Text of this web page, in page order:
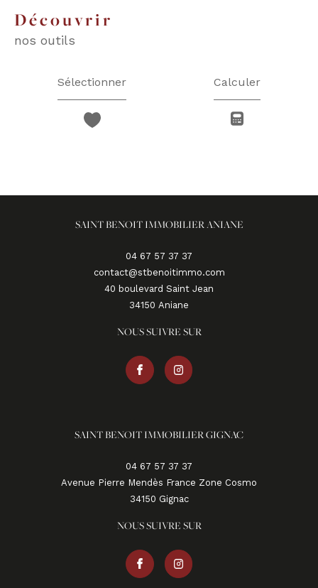
découvrir
nos outils
Sélectionner Calculer
SAINT BENOIT IMMOBILIER ANIANE
04 67 57 37 37
contact@stbenoitimmo.com
40 boulevard Saint Jean
34150
aniane
NOUS SUIVRE SUR
SAINT BENOIT IMMOBILIER GIGNAC
04 67 57 37 37
Avenue Pierre Mendès France Zone Cosmo
34150
gignac
NOUS SUIVRE SUR